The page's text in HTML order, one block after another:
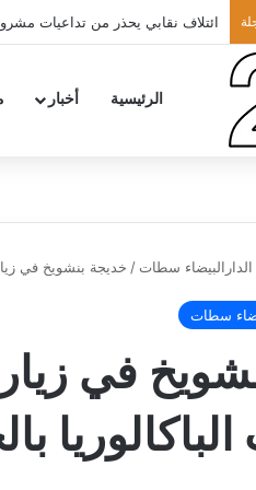
الأطباء الخواص يدعون أخنوش
الرئيسية أخبار
سطات / خديجة بنشويخ في
سطات
في
الباكالوريا